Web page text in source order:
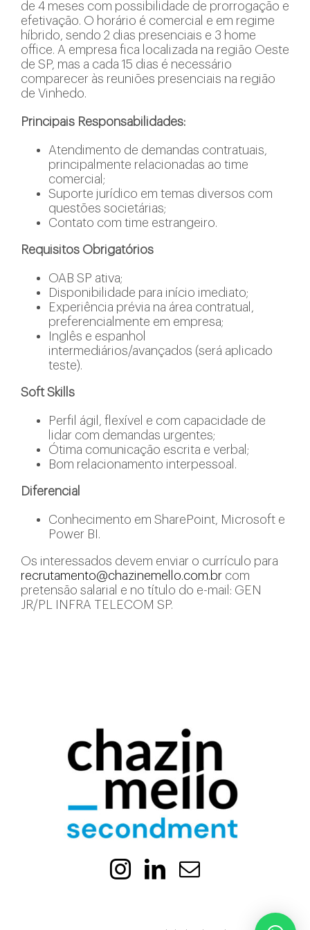
de 4 meses com possibilidade de prorrogação e
efetivação. O horário é comercial e em regime
híbrido, sendo 2 dias presenciais e 3 home
office. A empresa fica localizada na região Oeste
de SP, mas a cada 15 dias é necessário
comparecer às reuniões presenciais na região
de Vinhedo.
Principais Responsabilidades:
Atendimento de demandas contratuais,
principalmente relacionadas ao time
comercial;
Suporte jurídico em temas diversos com
questões societárias;
Contato com time estrangeiro.
Requisitos Obrigatórios
OAB SP ativa;
Disponibilidade para início imediato;
Experiência prévia na área contratual,
preferencialmente em empresa;
Inglês e espanhol
intermediários/avançados (será aplicado
teste).
Soft Skills
Perfil ágil, flexível e com capacidade de
lidar com demandas urgentes;
Ótima comunicação escrita e verbal;
Bom relacionamento interpessoal.
Diferencial
Conhecimento em SharePoint, Microsoft e
Power BI.
Os interessados devem enviar o currículo para
recrutamento@chazinemello.com.br com
pretensão salarial e no título do e-mail: GEN
JR/PL INFRA TELECOM SP.